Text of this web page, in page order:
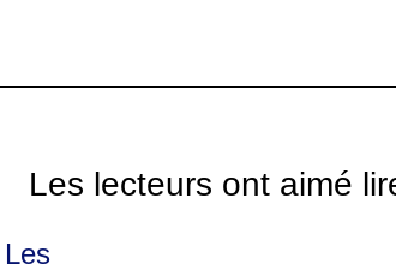
Les lecteurs ont aimé
Les